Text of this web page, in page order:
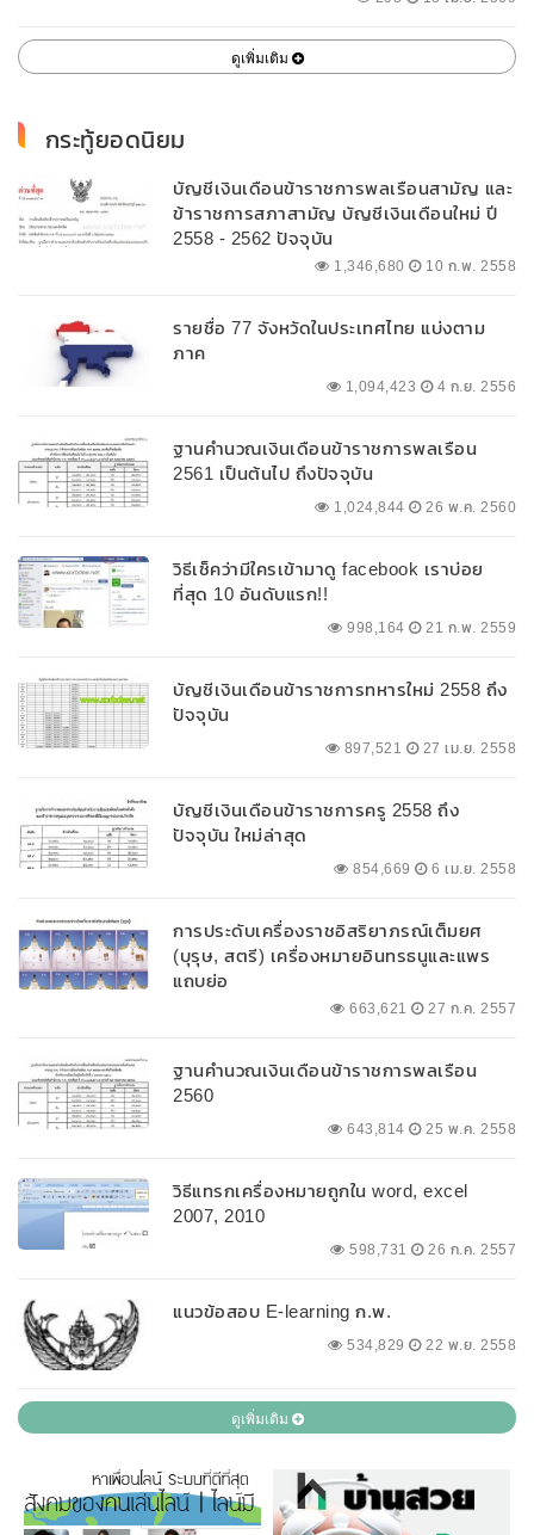
ดูเพิ่มเติม
กระทู้ยอดนิยม
บัญชีเงินเดือนข้าราชการพลเรือนสามัญ และ
ข้าราชการสภาสามัญ บัญชีเงินเดือนใหม่ ปี
2558 - 2562 ปัจจุบัน
1,346,680 10 ก.พ. 2558
รายชื่อ 77 จังหวัดในประเทศไทย แบ่งตาม
ภาค
1,094,423 4 ก.ย. 2556
ฐานคำนวณเงินเดือนข้าราชการพลเรือน
2561 เป็นต้นไป ถึงปัจจุบัน
1,024,844 26 พ.ค. 2560
วิธีเช็คว่ามีใครเข้ามาดู facebook เราบ่อย
ที่สุด 10 อันดับแรก!!
998,164 21 ก.พ. 2559
บัญชีเงินเดือนข้าราชการทหารใหม่ 2558 ถึง
ปัจจุบัน
897,521 27 เม.ย. 2558
บัญชีเงินเดือนข้าราชการครู 2558 ถึง
ปัจจุบัน ใหม่ล่าสุด
854,669 6 เม.ย. 2558
การประดับเครื่องราชอิสริยาภรณ์เต็มยศ
(บุรุษ, สตรี) เครื่องหมายอินทรธนูและแพร
แถบย่อ
663,621 27 ก.ค. 2557
ฐานคำนวณเงินเดือนข้าราชการพลเรือน
2560
643,814 25 พ.ค. 2558
วิธีแทรกเครื่องหมายถูกใน word, excel
2007, 2010
598,731 26 ก.ค. 2557
แนวข้อสอบ E-learning ก.พ.
534,829 22 พ.ย. 2558
ดูเพิ่มเติม